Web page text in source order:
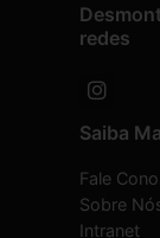
redes
Saiba
Fale
Sobre
Intranet